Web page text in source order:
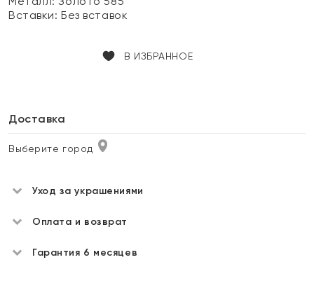
Вставки:Без вставок
В ИЗБРАННОЕ
Доставка
Выберите город
Уход за украшениями
Оплата и возврат
Гарантия 6 месяцев